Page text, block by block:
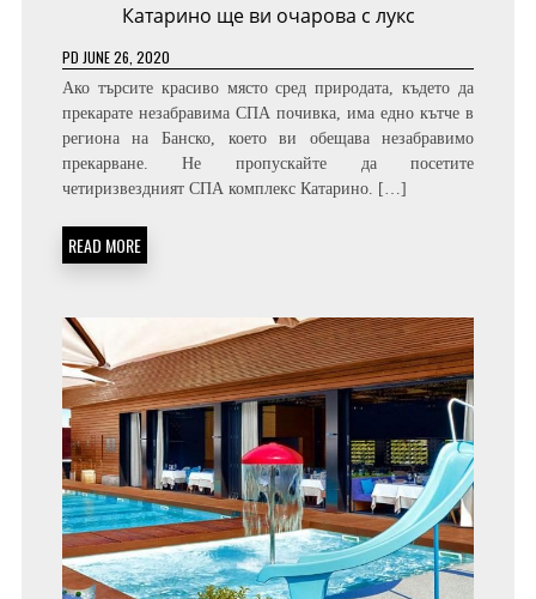
Катарино ще ви очарова с лукс
PD JUNE 26, 2020
Ако търсите красиво място сред природата, където да
прекарате незабравима СПА почивка, има едно кътче в
региона на Банско, което ви обещава незабравимо
прекарване. Не пропускайте да посетите
четиризвездният СПА комплекс Катарино. […]
READ MORE